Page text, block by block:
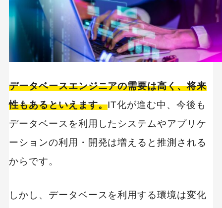
データベースエンジニアの需要は高く、将来
性もあるといえます。IT化が進む中、今後も
データベースを利用したシステムやアプリケ
ーションの利用・開発は増えると推測される
からです。
しかし、データベースを利用する環境は変化